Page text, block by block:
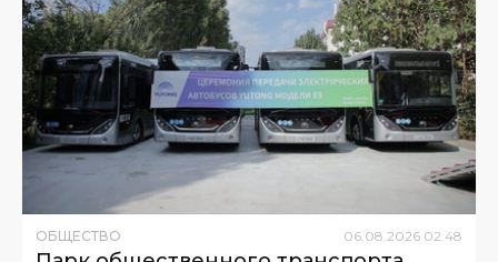
ОБЩЕСТВО 06 08 2026 02:48